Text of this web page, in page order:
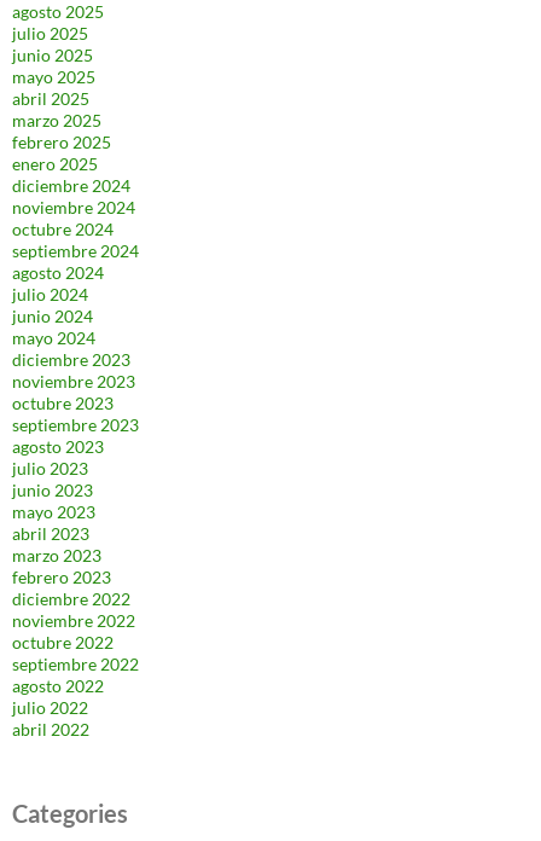
agosto 2025
julio 2025
junio 2025
mayo 2025
abril 2025
marzo 2025
febrero 2025
enero 2025
diciembre 2024
noviembre 2024
octubre 2024
septiembre 2024
agosto 2024
julio 2024
junio 2024
mayo 2024
diciembre 2023
noviembre 2023
octubre 2023
septiembre 2023
agosto 2023
julio 2023
junio 2023
mayo 2023
abril 2023
marzo 2023
febrero 2023
diciembre 2022
noviembre 2022
octubre 2022
septiembre 2022
agosto 2022
julio 2022
abril 2022
Categories